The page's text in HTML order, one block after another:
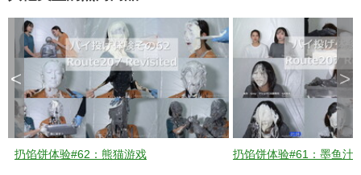
e
o
扔馅饼体验#62：熊猫游戏 扔馅饼体验#61：墨鱼汁
< >